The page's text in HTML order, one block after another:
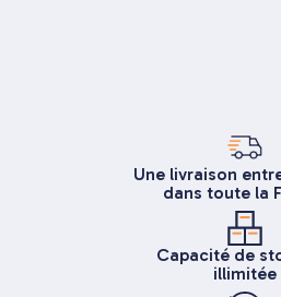
Une livraison
dans toute la
Capacité de
illimitée